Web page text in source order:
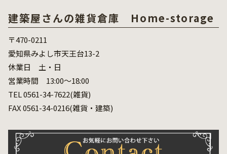
建築屋さんの雑貨倉庫 Home-storage
〒470-0211
愛知県みよし市天王台13-2
休業日 土・日
営業時間 13:00～18:00
TEL 0561-34-7622(雑貨)
FAX 0561-34-0216(雑貨・建築)